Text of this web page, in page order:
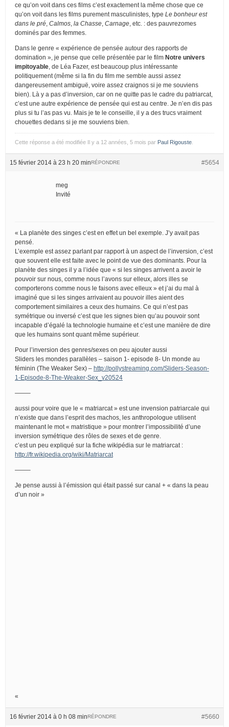
ce qu’on voit dans ces films c’est exactement la même chose que ce
qu’on voit dans les films purement masculinistes, type Le bonheur est
dans le pré Calmos la Chasse Carnage , etc. : des pauvrezomes
dominés par des femmes.
Dans le genre « expérience de pensée autour des rapports de
domination », je pense que celle présentée par le film Notre univers
impitoyable , de Léa Fazer, est beaucoup plus intéressante
politiquement (même si la fin du film me semble aussi assez
dangereusement ambiguë, voire assez craignos si je me souviens
bien). Là y a pas d’inversion, car on ne quitte pas le cadre du patriarcat,
c’est une autre expérience de pensée qui est au centre. Je n’en dis pas
plus si tu l’as pas vu. Mais je te le conseille, il y a des trucs vraiment
chouettes dedans si je me souviens bien.
Cette réponse a été modifiée Il y a 12 années, 5 mois par Paul Rigouste
15 février 2014 à 23 h 20 min #5654
RÉPONDRE
meg
Invité
« La planète des singes c’est en effet un bel exemple. J’y avait pas
pensé.
L’exemple est assez parlant par rapport à un aspect de l’inversion, c’est
que souvent elle est faite avec le point de vue des dominants. Pour la
planète des singes il y a l’idée que « si les singes arrivent a avoir le
pouvoir sur nous, comme nous l’avons sur elleux, alors illes se
comporterons comme nous le faisons avec elleux » et j’ai du mal à
imaginé que si les singes arrivaient au pouvoir illes aient des
comportement similaires a ceux des humains. Ce qui n’est pas
symétrique ou inversé c’est que les signes bien qu’au pouvoir sont
incapable d’égalé la technologie humaine et c’est une manière de dire
que les humains sont quant même supérieur.
Pour l’inversion des genres/sexes on peu ajouter aussi
Sliders les mondes parallèles – saison 1- episode 8- Un monde au
féminin (The Weaker Sex) – http://pollystreaming.com/Sliders-Season-
1-Episode-8-The-Weaker-Sex_v20524
——–
aussi pour voire que le « matriarcat » est une invension patriarcale qui
n’existe que dans l’esprit des machos, les anthropologue utilisent
maintenant le mot « matristique » pour montrer l’impossibilité d’une
inversion symétrique des rôles de sexes et de genre.
c’est un peu expliqué sur la fiche wikipédia sur le matriarcat :
http://fr.wikipedia.org/wiki/Matriarcat
——–
Je pense aussi à l’émission qui était passé sur canal + « dans la peau
d’un noir »
«
16 février 2014 à 0 h 08 min #5660
RÉPONDRE